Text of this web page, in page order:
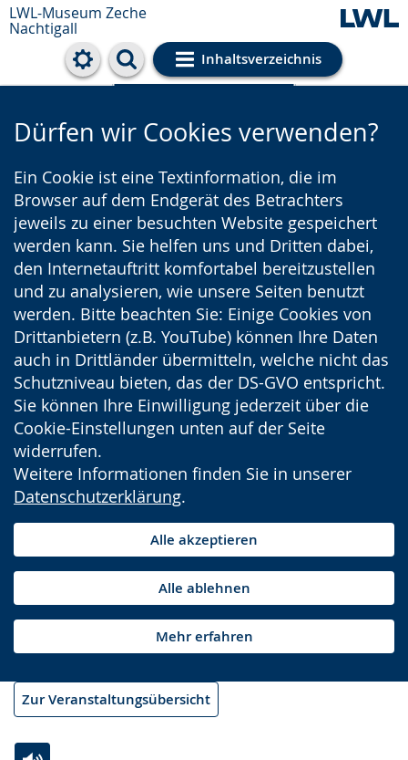
LWL-Museum Zeche
Nachtigall
Inhaltsverzeichnis
Cookie-Einstellungen
Dürfen wir Cookies verwenden?
Ein Cookie ist eine Textinformation, die im
Browser auf dem Endgerät des Betrachters
jeweils zu einer besuchten Website gespeichert
werden kann. Sie helfen uns und Dritten dabei,
den Internetauftritt komfortabel bereitzustellen
und zu analysieren, wie unsere Seiten benutzt
werden. Bitte beachten Sie: Einige Cookies von
Drittanbietern (z.B. YouTube) können Ihre Daten
auch in Drittländer übermitteln, welche nicht das
Schutzniveau bieten, das der DS-GVO entspricht.
Sie können Ihre Einwilligung jederzeit über die
Cookie-Einstellungen unten auf der Seite
widerrufen.
Weitere Informationen finden Sie in unserer
Datenschutzerklärung.
Alle akzeptieren
Alle ablehnen
Mehr erfahren
Zur Veranstaltungsübersicht